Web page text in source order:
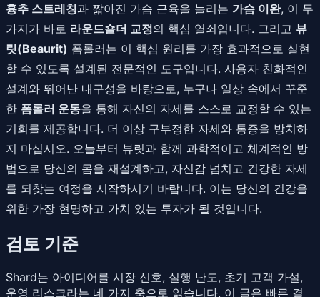
흉추 스트레칭과 짧아진 가슴 근육을 늘리는 가슴 이완, 이 두
가지가 바로 라운드숄더 교정의 핵심 열쇠입니다. 그리고 뷰
릿(Beaurit) 폼롤러는 이 핵심 원리를 가장 효과적으로 실현
할 수 있도록 설계된 전문적인 도구입니다. 사용자 친화적인
설계와 뛰어난 내구성을 바탕으로, 누구나 일상 속에서 꾸준
한 폼롤러 운동을 통해 자신의 자세를 스스로 교정할 수 있는
기회를 제공합니다. 더 이상 구부정한 자세와 통증을 방치하
지 마십시오. 오늘부터 뷰릿과 함께 과학적이고 체계적인 방
법으로 당신의 몸을 재설계하고, 자신감 넘치고 건강한 자세
를 되찾는 여정을 시작하시기 바랍니다. 이는 당신의 건강을
위한 가장 현명하고 가치 있는 투자가 될 것입니다.
검토 기준
Shard는 아이디어를 시장 신호, 실행 난도, 초기 고객 가설,
운영 리스크라는 네 가지 축으로 읽습니다. 이 글은 빠른 결